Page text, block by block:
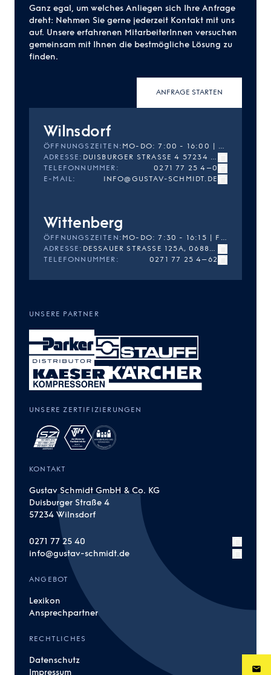
Ganz egal, um welches Anliegen sich Ihre Anfrage
dreht: Nehmen Sie gerne jederzeit Kontakt mit uns
auf. Unsere erfahrenen MitarbeiterInnen versuchen
gemeinsam mit Ihnen die bestmögliche Lösung zu
finden.
ANFRAGE STARTEN
Wilnsdorf
ÖFFNUNGSZEITEN :
MO-DO: 7:00 - 16:00 | FR: 7:00 - 14:30
ADRESSE :
DUISBURGER STRASSE 4 57234 WILNSDORF
TELEFONNUMMER :
0271 77 25 4–0
E-MAIL: INFO@GUSTAV-SCHMIDT.DE
Wittenberg
ÖFFNUNGSZEITEN :
MO-DO: 7:30 - 16:15 | FR: 7:30 - 14:45
ADRESSE :
DESSAUER STRASSE 125A, 06886 LUTHERSTADT WITTENBERG
TELEFONNUMMER : 0271 77 25 4–62
UNSERE PARTNER
UNSERE ZERTIFIZIERUNGEN
KONTAKT
Gustav Schmidt GmbH & Co. KG
Duisburger Straße 4
57234 Wilnsdorf
0271 77 25 40
info@gustav-schmidt.de
ANGEBOT
Lexikon
Ansprechpartner
RECHTLICHES
Datenschutz
Impressum